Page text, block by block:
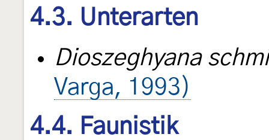
4.3. Unterarten
Dioszeghyana
Varga, 1993)
4.4. Faunistik